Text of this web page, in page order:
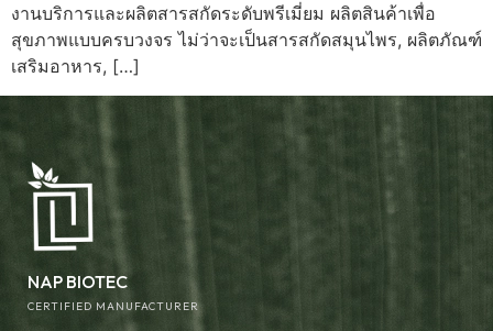
งานบริการและผลิตสารสกัดระดับพรีเมี่ยม ผลิตสินค้าเพื่อ
สุขภาพแบบครบวงจร ไม่ว่าจะเป็นสารสกัดสมุนไพร, ผลิตภัณฑ์
เสริมอาหาร, […]
NAP BIOTEC
CERTIFIED MANUFACTURER